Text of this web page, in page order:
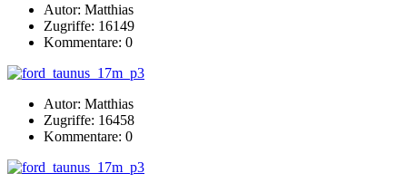
Autor: Matthias
Zugriffe: 16149
Kommentare: 0
Autor: Matthias
Zugriffe: 16458
Kommentare: 0